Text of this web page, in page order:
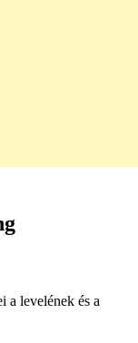
a levelének és a